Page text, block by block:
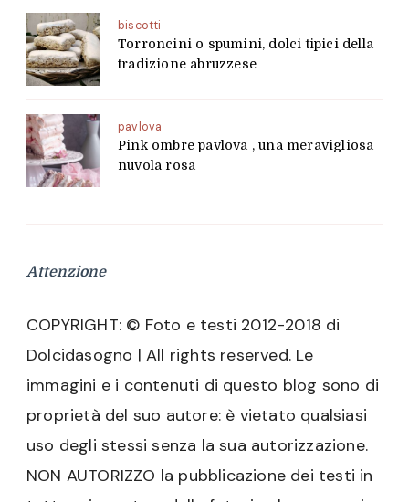
biscotti
Torroncini o spumini, dolci tipici della
tradizione abruzzese
pavlova
Pink ombre pavlova , una meravigliosa
nuvola rosa
Attenzione
COPYRIGHT: © Foto e testi 2012-2018 di
Dolcidasogno | All rights reserved. Le
immagini e i contenuti di questo blog sono di
proprietà del suo autore: è vietato qualsiasi
uso degli stessi senza la sua autorizzazione.
NON AUTORIZZO la pubblicazione dei testi in